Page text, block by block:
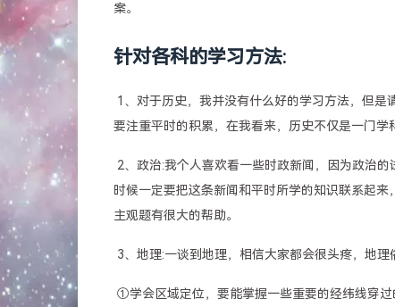
案。
针对各科的学习方法:
1、对于历史，我并没有什么好的学习方法，但
要注重平时的积累，在我看来，历史不仅是一门学
2、政治:我个人喜欢看一些时政新闻，因为政治
时候一定要把这条新闻和平时所学的知识联系起
主观题有很大的帮助。
3、地理:一谈到地理，相信大家都会很头疼，地
①学会区域定位，要能掌握一些重要的经纬线穿